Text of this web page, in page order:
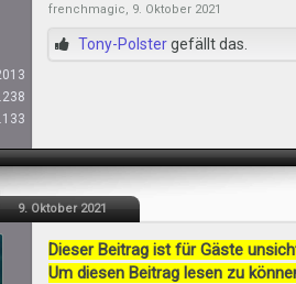
frenchmagic, 9. Oktober 2021
Tony-Polstergefällt das.
9. Oktober 2021
Dieser Beitrag ist für Gäste
Um diesen Beitrag lesen zu